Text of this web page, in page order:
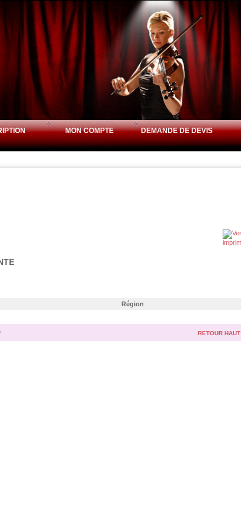
MON COMPTE DEMANDE DE DEVIS
Région
RETOUR HAUT